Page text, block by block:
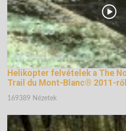
Helikopter felvételek a The
Trail du Mont-Blanc® 2011-ről
169389 Nézetek